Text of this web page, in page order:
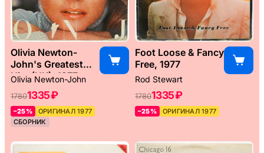
Olivia Newton-
John's Greatest
Hits (UK), 1977
Olivia Newton-John
17801335 ₽
–25%
ОРИГИНАЛ 1977
СБОРНИК
Foot Loose & Fancy
Free, 1977
Rod Stewart
17801335 ₽
–25% ОРИГИНАЛ 1977